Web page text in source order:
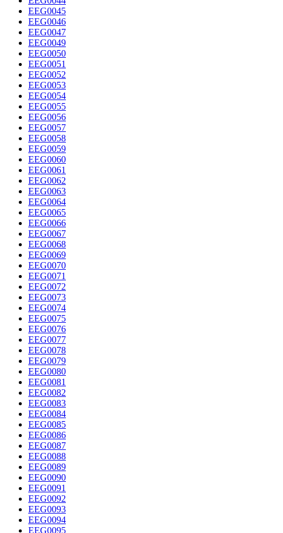
EEG0045
EEG0046
EEG0047
EEG0049
EEG0050
EEG0051
EEG0052
EEG0053
EEG0054
EEG0055
EEG0056
EEG0057
EEG0058
EEG0059
EEG0060
EEG0061
EEG0062
EEG0063
EEG0064
EEG0065
EEG0066
EEG0067
EEG0068
EEG0069
EEG0070
EEG0071
EEG0072
EEG0073
EEG0074
EEG0075
EEG0076
EEG0077
EEG0078
EEG0079
EEG0080
EEG0081
EEG0082
EEG0083
EEG0084
EEG0085
EEG0086
EEG0087
EEG0088
EEG0089
EEG0090
EEG0091
EEG0092
EEG0093
EEG0094
EEG0095